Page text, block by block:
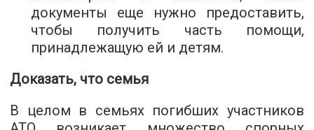
документы еще нужно предоставить,
чтобы получить часть помощи,
принадлежащую ей и детям.
Доказать, что семья
В целом в семьях погибших участников